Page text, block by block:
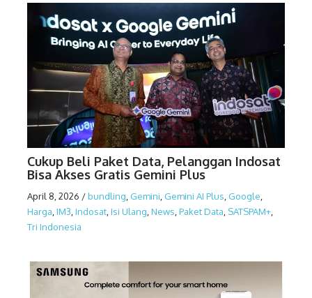
Cukup Beli Paket Data, Pelanggan Indosat
Bisa Akses Gratis Gemini Plus
April 8, 2026 /bundling Gemini Gemini AI Plus Google
Harga IM3 Indosat Isi Ulang News Paket Data SATSPAM+
Tri Indonesia